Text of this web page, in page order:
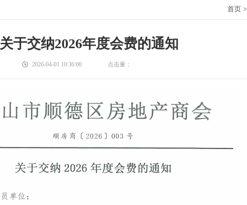
首页 >
关于交纳2026年度会费的通知
2026-04-01 10:36:00 点击量：